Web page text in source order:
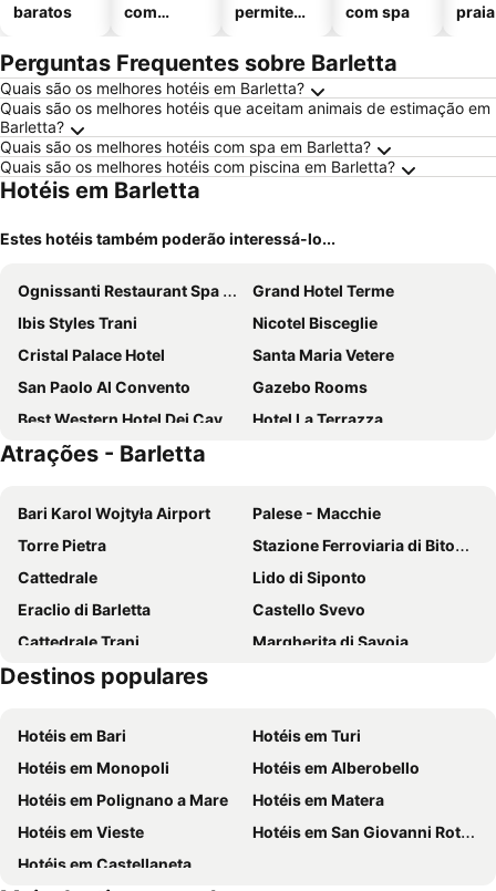
baratos
com
permitem
com spa
praia
Perguntas Frequentes sobre Barletta
Quais são os melhores hotéis em Barletta?
Quais são os melhores hotéis que aceitam animais de estimação em
Barletta?
Quais são os melhores hotéis com spa em Barletta?
Quais são os melhores hotéis com piscina em Barletta?
Hotéis em Barletta
Estes hotéis também poderão interessá-lo...
Ognissanti Restaurant Spa Hotel Rooftop
Grand Hotel Terme
Ibis Styles Trani
Nicotel Bisceglie
Cristal Palace Hotel
Santa Maria Vetere
San Paolo Al Convento
Gazebo Rooms
Best Western Hotel Dei Cavalieri
Hotel La Terrazza
Binario1 Rooms
Giardino Degli Ulivi Resort Masseria
Hotel Riviera
Hotel Villa
Atrações - Barletta
Bari Karol Wojtyła Airport
Palese - Macchie
Torre Pietra
Stazione Ferroviaria di Bitonto
Cattedrale
Lido di Siponto
Eraclio di Barletta
Castello Svevo
Cattedrale Trani
Margherita di Savoia
Lungomare di Trani
Centro Storico
Parco Nazionale dell Alta Murgia
Destinos populares
Hotéis em Bari
Hotéis em Turi
Hotéis em Monopoli
Hotéis em Alberobello
Hotéis em Polignano a Mare
Hotéis em Matera
Hotéis em Vieste
Hotéis em San Giovanni Rotondo
Hotéis em Castellaneta